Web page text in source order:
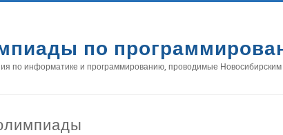
по
по информатике и программированию, проводимые Новосибирским